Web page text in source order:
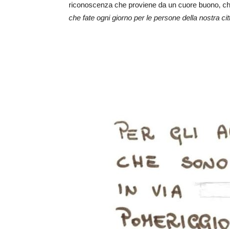
riconoscenza che proviene da un cuore buono,
che fate ogni giorno per le persone della nostra